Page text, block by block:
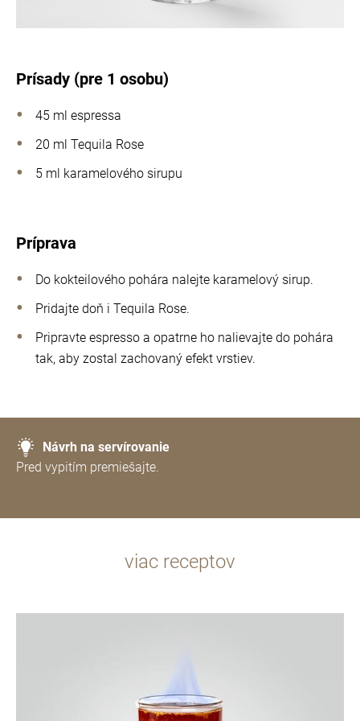
Prísady (pre 1 osobu)
45 ml espressa
20 ml Tequila Rose
5 ml karamelového sirupu
Príprava
Do kokteilového pohára nalejte karamelový sirup.
Pridajte doň i Tequila Rose.
Pripravte espresso a opatrne ho nalievajte do pohára
tak, aby zostal zachovaný efekt vrstiev.
Návrh na servírovanie
Pred vypitím premiešajte.
viac receptov